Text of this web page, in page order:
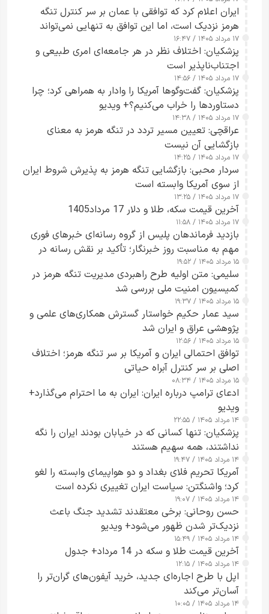
ایران اعلام کرد که توافقی با عمان بر سر کنترل تنگه
هرمز نزدیک است، اما این توافق به تنهایی نمی‌تواند
آبراه را آزاد کند
۱۷ مرداد ۱۴۰۵ / ۱۶:۴۷
پزشکیان: اختلاف نظر در هر جامعه‌ای امری طبیعی و
اجتناب‌ناپذیر است
۱۷ مرداد ۱۴۰۵ / ۱۴:۵۶
پزشکیان: گفت‌وگوها آمریکا را وادار به همراهی کرد؛ چرا
دستاوردها را خراب می‌کنیم؟+ ویدیو
۱۷ مرداد ۱۴۰۵ / ۱۴:۳۸
عراقچی: تعیین مسیر تردد در تنگه هرمز به معنای
بازگشایی آن نیست
۱۷ مرداد ۱۴۰۵ / ۱۴:۲۵
سردار محبی: بازگشایی تنگه هرمز به پذیرش شروط ایران
از سوی آمریکا وابسته است
۱۷ مرداد ۱۴۰۵ / ۱۳:۲۵
آخرین قیمت سکه، طلا و دلار 17 مرداد1405
۱۷ مرداد ۱۴۰۵ / ۱۱:۵۸
بازدید فرماندهان پلیس از گروه رسانه‌ای خبرهای فوری
مهم به مناسبت روز خبرنگار؛ تأکید بر نقش رسانه در
تقویت امنیت و اعتماد عمومی
۱۵ مرداد ۱۴۰۵ / ۱۹:۵۲
سلیمی: متن اولیه طرح راهبردی مدیریت تنگه هرمز در
کمیسیون امنیت ملی بررسی شد
۱۵ مرداد ۱۴۰۵ / ۱۹:۳۷
سید عمار حکیم خواستار گسترش همکاری‌های علمی و
پژوهشی عراق و ایران شد
۱۵ مرداد ۱۴۰۵ / ۱۲:۵۶
توافق احتمالی ایران و آمریکا بر سر تنگه هرمز؛ اختلاف
اصلی بر سر کنترل آبراه حیاتی
۱۵ مرداد ۱۴۰۵ / ۰۸:۳۴
ادعای ترامپ درباره ایران: ایران به ما احترام می‌گذارد+
ویدیو
۱۴ مرداد ۱۴۰۵ / ۲۲:۵۵
پزشکیان: تنها کسانی که در خیابان بودند ایران را نگه
نداشتند، همه سهیم هستند
۱۴ مرداد ۱۴۰۵ / ۱۹:۴۷
آمریکا تحریم فلای بغداد و دو هواپیمای وابسته را لغو
کرد؛ واشنگتن: سیاست ایران تغییری نکرده است
۱۴ مرداد ۱۴۰۵ / ۱۹:۰۷
حسن روحانی: برخی معتقدند تشدید جنگ باعث
نزدیک‌تر شدن ظهور می‌شود+ ویدیو
۱۴ مرداد ۱۴۰۵ / ۱۵:۴۹
آخرین قیمت طلا و سکه در 14 مرداد+ جدول
۱۴ مرداد ۱۴۰۵ / ۱۲:۱۵
اپل با طرح اجاره‌ای جدید، خرید آیفون‌های گران‌تر را
آسان‌تر می‌کند
۱۴ مرداد ۱۴۰۵ / ۱۰:۰۵